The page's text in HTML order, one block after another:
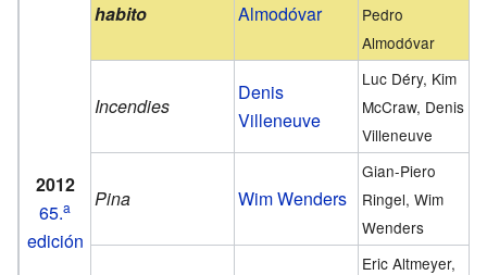
2012
65.a
edición
habito
Almodóvar
Pedro
Almodóvar
Incendies
Denis
Villeneuve
Luc Déry, Kim
McCraw, Denis
Villeneuve
Pina Wim Wenders
Gian-Piero
Ringel, Wim
Wenders
Eric Altmeyer,